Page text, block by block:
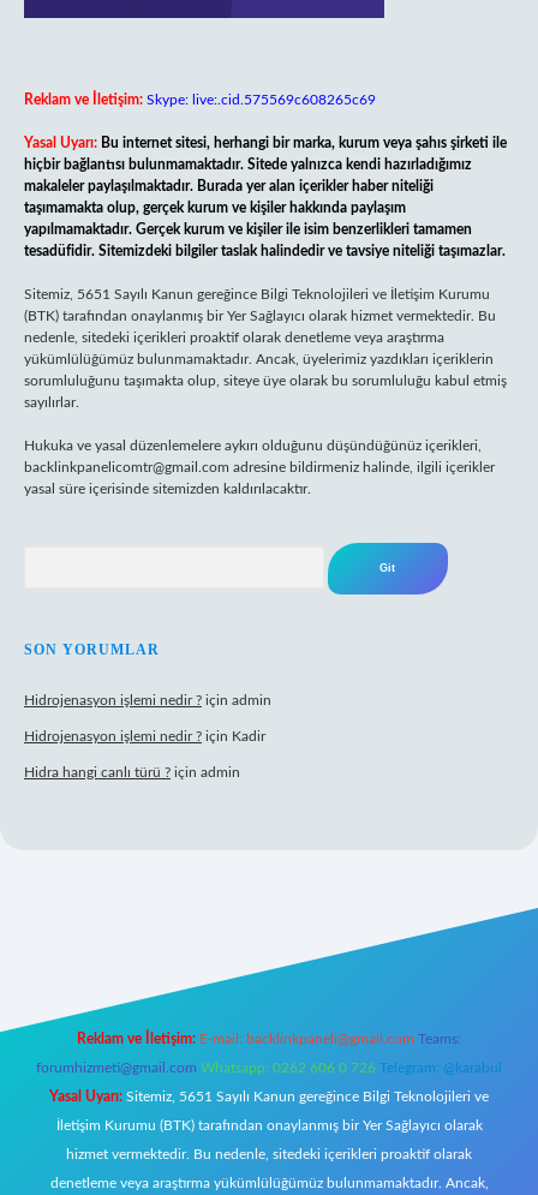
Reklam ve İletişim: Skype: live:.cid.575569c608265c69
Yasal Uyarı: Bu internet sitesi, herhangi bir marka, kurum veya şahıs şirketi ile
hiçbir bağlantısı bulunmamaktadır. Sitede yalnızca kendi hazırladığımız
makaleler paylaşılmaktadır. Burada yer alan içerikler haber niteliği
taşımamakta olup, gerçek kurum ve kişiler hakkında paylaşım
yapılmamaktadır. Gerçek kurum ve kişiler ile isim benzerlikleri tamamen
tesadüfidir. Sitemizdeki bilgiler taslak halindedir ve tavsiye niteliği taşımazlar.
Sitemiz, 5651 Sayılı Kanun gereğince Bilgi Teknolojileri ve İletişim Kurumu
(BTK) tarafından onaylanmış bir Yer Sağlayıcı olarak hizmet vermektedir. Bu
nedenle, sitedeki içerikleri proaktif olarak denetleme veya araştırma
yükümlülüğümüz bulunmamaktadır. Ancak, üyelerimiz yazdıkları içeriklerin
sorumluluğunu taşımakta olup, siteye üye olarak bu sorumluluğu kabul etmiş
sayılırlar.
Hukuka ve yasal düzenlemelere aykırı olduğunu düşündüğünüz içerikleri,
backlinkpanelicomtr@gmail.com adresine bildirmeniz halinde, ilgili içerikler
yasal süre içerisinde sitemizden kaldırılacaktır.
SON YORUMLAR
Hidrojenasyon işlemi nedir ? için admin
Hidrojenasyon işlemi nedir ? için Kadir
Hidra hangi canlı türü ? için admin
Reklam ve İletişim: E-mail: backlinkpaneli@gmail.com Teams:
forumhizmeti@gmail.com Whatsapp: 0262 606 0 726 Telegram: @karabul
Yasal Uyarı: Sitemiz, 5651 Sayılı Kanun gereğince Bilgi Teknolojileri ve
İletişim Kurumu (BTK) tarafından onaylanmış bir Yer Sağlayıcı olarak
hizmet vermektedir. Bu nedenle, sitedeki içerikleri proaktif olarak
denetleme veya araştırma yükümlülüğümüz bulunmamaktadır. Ancak,